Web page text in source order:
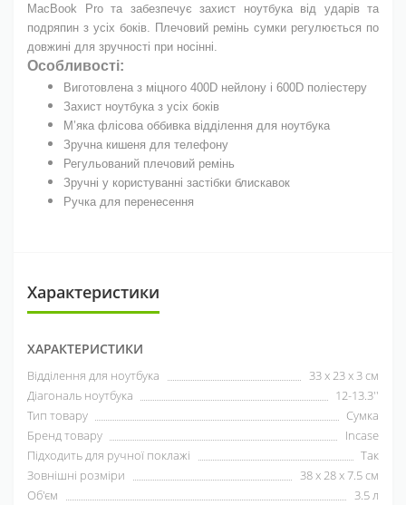
MacBook Pro та забезпечує захист ноутбука від ударів та
подряпин з усіх боків. Плечовий ремінь сумки регулюється по
довжині для зручності при носінні.
Особливості:
Виготовлена з міцного 400D нейлону і 600D поліестеру
Захист ноутбука з усіх боків
М’яка флісова оббивка відділення для ноутбука
Зручна кишеня для телефону
Регульований плечовий ремінь
Зручні у користуванні застібки блискавок
Ручка для перенесення
Характеристики
ХАРАКТЕРИСТИКИ
Відділення для ноутбука
33 x 23 x 3 см
Діагональ ноутбука
12-13.3''
Тип товару
Сумка
Бренд товару
Incase
Підходить для ручної поклажі
Так
Зовнішні розміри
38 x 28 x 7.5 см
Об'єм
3.5 л